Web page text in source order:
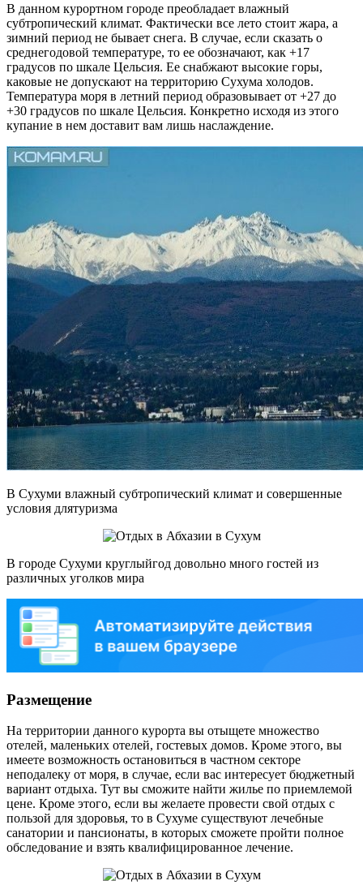
В данном курортном городе преобладает влажный
субтропический климат. Фактически все лето стоит жара, а
зимний период не бывает снега. В случае, если сказать о
среднегодовой температуре, то ее обозначают, как +17
градусов по шкале Цельсия. Ее снабжают высокие горы,
каковые не допускают на территорию Сухума холодов.
Температура моря в летний период образовывает от +27 до
+30 градусов по шкале Цельсия. Конкретно исходя из этого
купание в нем доставит вам лишь наслаждение.
В Сухуми влажный субтропический климат и совершенные
условия длятуризма
В городе Сухуми круглыйгод довольно много гостей из
различных уголков мира
Размещение
На территории данного курорта вы отыщете множество
отелей, маленьких отелей, гостевых домов. Кроме этого, вы
имеете возможность остановиться в частном секторе
неподалеку от моря, в случае, если вас интересует бюджетный
вариант отдыха. Тут вы сможите найти жилье по приемлемой
цене. Кроме этого, если вы желаете провести свой отдых с
пользой для здоровья, то в Сухуме существуют лечебные
санатории и пансионаты, в которых сможете пройти полное
обследование и взять квалифицированное лечение.